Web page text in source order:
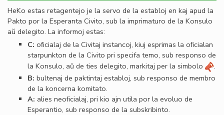
HeKo estas retagentejo je la servo de la establoj en kaj apud la
Pakto por la Esperanta Civito, sub la imprimaturo de la Konsulo
aŭ delegito. La informoj estas:
C: oﬁcialaj de la Civitaj instancoj, kiuj esprimas la oﬁcialan
starpunkton de la Civito pri specifa temo, sub responso de
la Konsulo, aŭ de ties delegito, markitaj per la simbolo
.
B: bultenaj de paktintaj establoj, sub responso de membro
de la koncerna komitato.
A: alies neoﬁcialaj, pri kio ajn utila por la evoluo de
Esperantio, sub responso de la subskribinto.